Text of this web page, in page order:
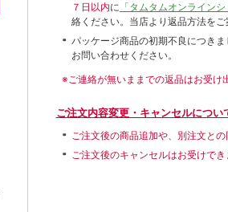
７日以内に 「タムタムオンライン
絡ください。当店より返品方法をご
パッケージ商品の初期不良につき
お問い合わせください。
※ご連絡が無いままでの返品はお受け
ご注文内容変更・キャンセルについ
ご注文後の商品追加や、別注文との
ご注文後のキャンセルはお受けでき